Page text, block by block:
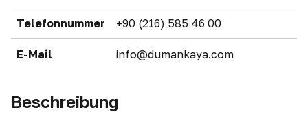
Telefonnummer +90 (216) 585 46 00 ‎
E-Mail info@dumankaya.com
Beschreibung